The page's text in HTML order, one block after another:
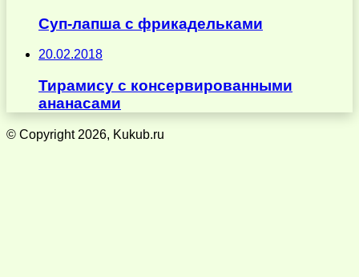
Суп-лапша с фрикадельками
20.02.2018
Тирамису с консервированными
ананасами
© Copyright 2026, Kukub.ru